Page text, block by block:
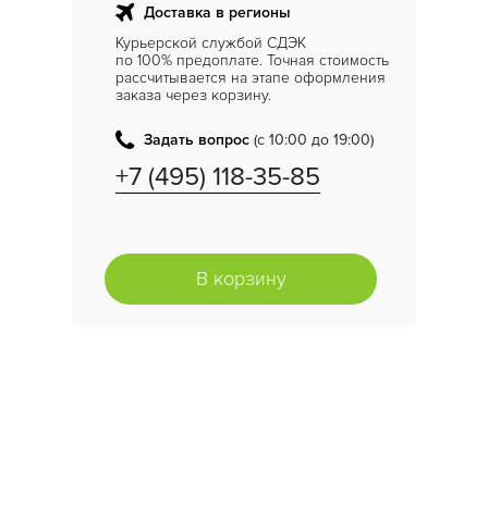
Доставка в регионы
Курьерской службой СДЭК
по 100% предоплате. Точная стоимость
рассчитывается на этапе оформления
заказа через корзину.
Задать вопрос (с 10:00 до 19:00)
+7 (495) 118-35-85
В корзину